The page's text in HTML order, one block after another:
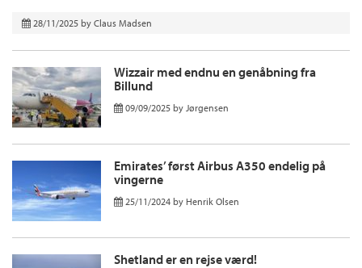
28/11/2025 by Claus Madsen
Wizzair med endnu en genåbning fra
Billund
09/09/2025 by Jørgensen
Emirates’ først Airbus A350 endelig på
vingerne
25/11/2024 by Henrik Olsen
Shetland er en rejse værd!